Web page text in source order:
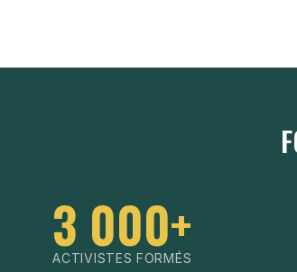
3 000+
ACTIVISTES FORMÉS